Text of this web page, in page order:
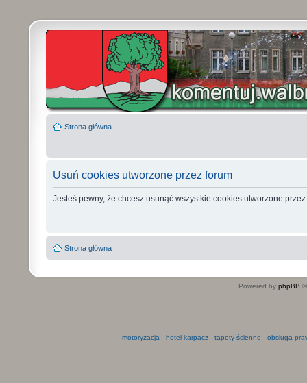
Strona główna
Usuń cookies utworzone przez forum
Jesteś pewny, że chcesz usunąć wszystkie cookies utworzone
Strona główna
Powered by phpBB
motoryzacja - hotel karpacz- tapety ścienne - obsługa